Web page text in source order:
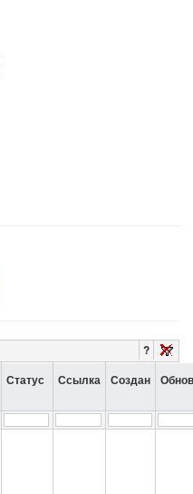
?
Статус Ссылка Создан